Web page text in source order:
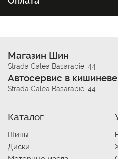
Магазин Шин
Strada Calea Basarabiei 44
Автосервис в кишиневе
Strada Calea Basarabiei 44
Каталог
Шины
Диски